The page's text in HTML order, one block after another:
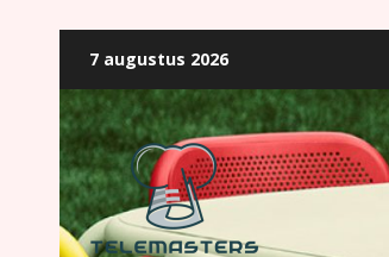
naar
de
inhoud
7 augustus 2026